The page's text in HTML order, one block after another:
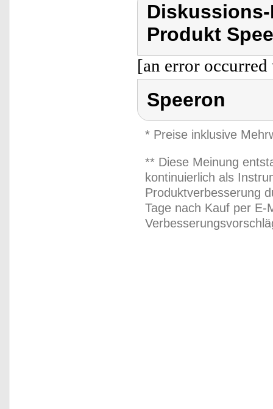
Produkt
[an error
Speeron
* Preise inklusive
** Diese Meinung
kontinuierlich als
Produktverbesserung
Tage nach Kauf per E-